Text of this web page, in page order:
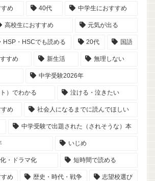
め 40代 中学生におすすめ
高校生におすすめ 元気が出る
HSP・HSCでも読める 20代 国語
すめ 新生活 無理しない
中学受験2026年
）でわかる 泣ける・泣きたい
め 社会人になるまでに読んでほしい
中学受験で出題された（されそうな）本
いじめ
・ドラマ化 短時間で読める
め 歴史・時代・戦争 志望校選び